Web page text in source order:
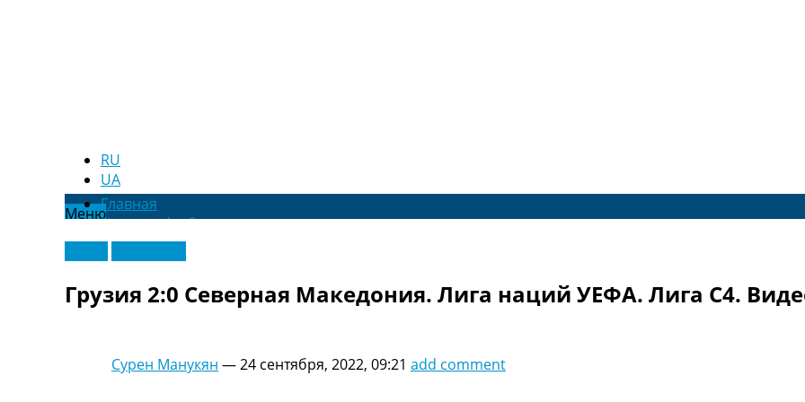
RU
UA
МенюГлавная
Новости футбола
Видео
Трансферы
Новости футбола Украины
Последние комментарии
Рейтинги
Грузия 2:0 Северная Македония. Лига наций УЕФА. Лига C4.
Сурен Манукян —24 сентября, 2022, 09:21 add comment